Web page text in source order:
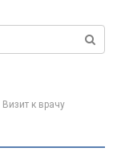
Визит к врачу